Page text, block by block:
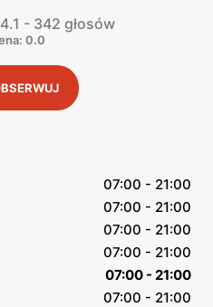
- 342 głosów
0.0
07:00 - 21:00
07:00 - 21:00
07:00 - 21:00
07:00 - 21:00
07:00 - 21:00
07:00 - 21:00